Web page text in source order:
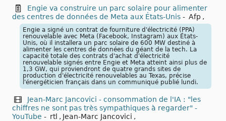
Engie va construire un parc solaire pour alimenter
des centres de données de Meta aux États-Unis - Afp ,
Engie a signé un contrat de fourniture d'électricité (PPA)
renouvelable avec Meta (Facebook, Instagram) aux États-
Unis, où il installera un parc solaire de 600 MW destiné à
alimenter les centres de données du géant de la tech. La
capacité totale des contrats d'achat d'électricité
renouvelable signés entre Engie et Meta atteint ainsi plus de
1,3 GW, qui proviendront de quatre grands sites de
production d'électricité renouvelables au Texas, précise
l'énergéticien français dans un communiqué publié lundi.
Jean-Marc Jancovici - consommation de l'IA : "les
chiffres ne sont pas très sympathiques à regarder" -
YouTube - rtl , Jean-Marc Jancovici ,